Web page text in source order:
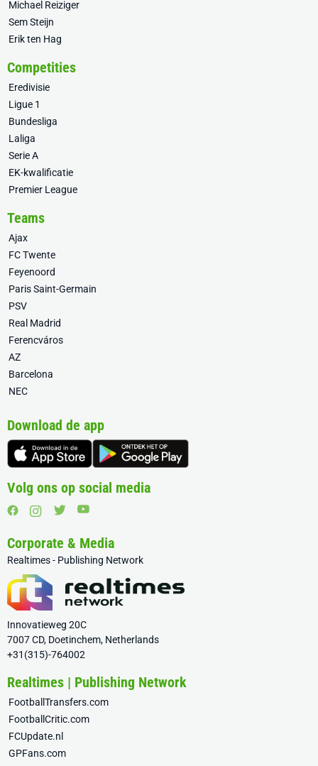
Michael Reiziger
Sem Steijn
Erik ten Hag
Competities
Eredivisie
Ligue 1
Bundesliga
Laliga
Serie A
EK-kwalificatie
Premier League
Teams
Ajax
FC Twente
Feyenoord
Paris Saint-Germain
PSV
Real Madrid
Ferencváros
AZ
Barcelona
NEC
Download de app
Volg ons op social media
Corporate & Media
Realtimes - Publishing Network
Innovatieweg 20C
7007 CD, Doetinchem, Netherlands
+31(315)-764002
Realtimes | Publishing Network
FootballTransfers.com
FootballCritic.com
FCUpdate.nl
GPFans.com